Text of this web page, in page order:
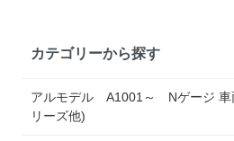
カテゴリーから探す
アルモデル A1001～ Nゲージ 車
リーズ他)